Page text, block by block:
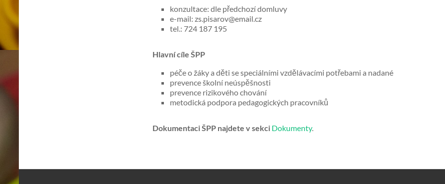
konzultace: dle předchozí domluvy
e-mail: zs.pisarov@email.cz
tel.: 724 187 195
Hlavní cíle ŠPP
péče o žáky a děti se speciálními vzdělávacími potřebami a nadané
prevence školní neúspěšnosti
prevence rizikového chování
metodická podpora pedagogických pracovníků
Dokumentaci ŠPP najdete v sekci Dokumenty.